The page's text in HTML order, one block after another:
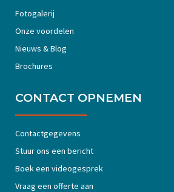
Fotogalerij
Onze voordelen
Nieuws & Blog
Brochures
CONTACT OPNEMEN
Contactgegevens
Stuur ons een bericht
Boek een videogesprek
Vraag een offerte aan